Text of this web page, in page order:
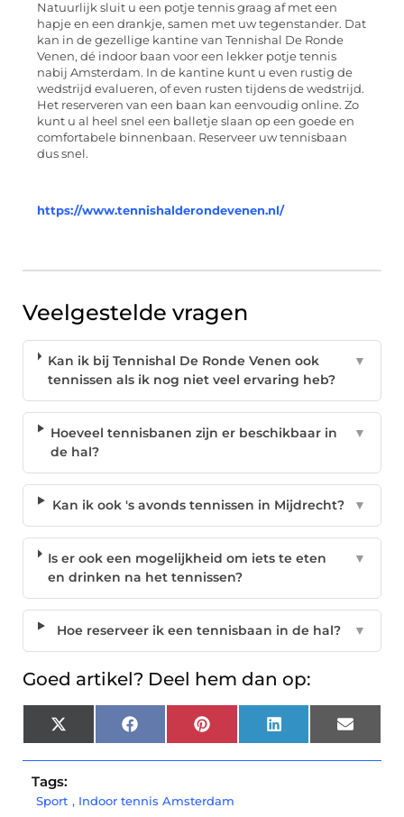
Natuurlijk sluit u een potje tennis graag af met een
hapje en een drankje, samen met uw tegenstander. Dat
kan in de gezellige kantine van Tennishal De Ronde
Venen, dé indoor baan voor een lekker potje tennis
nabij Amsterdam. In de kantine kunt u even rustig de
wedstrijd evalueren, of even rusten tijdens de wedstrijd.
Het reserveren van een baan kan eenvoudig online. Zo
kunt u al heel snel een balletje slaan op een goede en
comfortabele binnenbaan. Reserveer uw tennisbaan
dus snel.
https://www.tennishalderondevenen.nl/
Veelgestelde vragen
Kan ik bij Tennishal De Ronde Venen ook
tennissen als ik nog niet veel ervaring heb?
▼
Hoeveel tennisbanen zijn er beschikbaar in
de hal?
▼
Kan ik ook 's avonds tennissen in Mijdrecht? ▼
Is er ook een mogelijkheid om iets te eten
en drinken na het tennissen?
▼
Hoe reserveer ik een tennisbaan in de hal? ▼
Goed artikel? Deel hem dan op:
X
(Twitter)
Facebook Pinterest LinkedIn Email
Tags:
Sport , Indoor tennis Amsterdam